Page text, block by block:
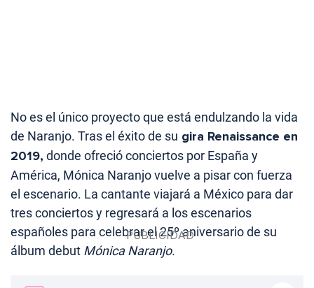
No es el único proyecto que está endulzando la vida
de Naranjo. Tras el éxito de su gira Renaissance en
2019, donde ofreció conciertos por España y
América, Mónica Naranjo vuelve a pisar con fuerza
el escenario. La cantante viajará a México para dar
tres conciertos y regresará a los escenarios
españoles para celebrar el 25º aniversario de su
álbum debut Mónica Naranjo.